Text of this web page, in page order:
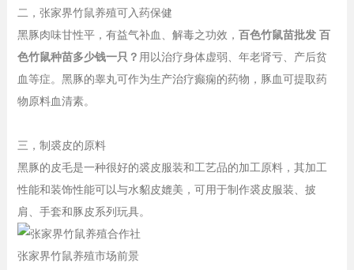
二，张家界竹鼠养殖可入药保健
黑豚肉味甘性平，有益气补血、解毒之功效， 百色竹鼠苗批发 百
色竹鼠种苗多少钱一只？ 用以治疗身体虚弱、年老肾亏、产后贫
血等症。黑豚的睾丸可作为生产治疗癫痫的药物，豚血可提取药
物原料血清素。
三，制裘皮的原料
黑豚的皮毛是一种很好的裘皮服装和工艺品的加工原料，其加工
性能和装饰性能可以与水貂皮媲美，可用于制作裘皮服装、披
肩、手套和豚皮系列玩具。
张家界竹鼠养殖市场前景